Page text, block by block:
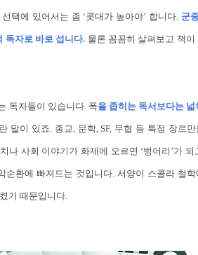
택에 있어서는 좀 ‘콧대가 높아야’ 합니다. 군
독자로 바로 섭니다. 물론 꼼꼼히 살펴보고 책
독자들이 있습니다. 폭을 좁히는 독서보다는
말이 있죠. 종교, 문학, SF, 무협 등 특정 장르
나 사회 이야기가 화제에 오르면 ‘벙어리’가
환에 빠져드는 것입니다. 서양이 스콜라 철
기 때문입니다.